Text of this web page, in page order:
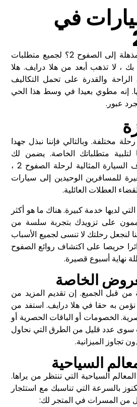
في
هل أنت مستعد لرحلة مذهلة إلى الصفوح 2؟ لجميع متطلبات
بك ، لا تذهب أبعد من هلا درايف. هلا
والقدرة على تحمل التكاليف
إنه مطوي بعيدا في وسط هذا الحي
عبور.
مختلفة. وبالتالي فإننا نبذل جهدا
لتلبية متطلباتك الخاصة. يضمن لك
أسطولنا المتنوع اكتشاف السيارة المثالية لرحلة الصفوح 2 ،
للمسافرين الوحيدين إلى سيارات
العطلات العائلية.
لديها خدمة كبيرة. هناك ما هو أكثر
على تزويدك بتجربة سلسة من
لنجعل رحلتك لا تنسى لجميع الأسباب
حريصا على اكتشاف روائع الصفوح
الخاصة
من قبل الجميع. إن تقديم المزيد من
نؤمن به حقا في هلا درايف. استفد من
الخصومات أو الباقات الحصرية أو
سوى عدد قليل من الطرق التي نحاول
تجاوز الميزانية.
السياحية
من المعالم السياحية التي تنتظر من يراها.
بالسرعة التي تناسبك مع استئجار
من المسرات في المتجر لك: